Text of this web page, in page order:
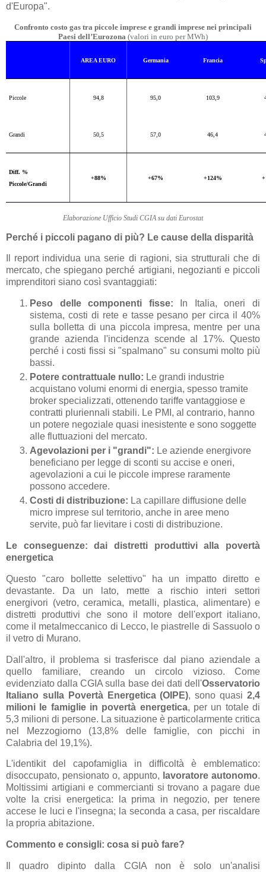
d'Europa".
Confronto costo gas tra piccole imprese e grandi imprese nei principali
Paesi dell’Eurozona (valori in euro per MWh)
AREA EURO Germania Francia
Piccole 94,8 95,0 103,9
Grandi 50,5 57,0 46,4
Diff. %
Piccole/Grandi
+88% +67% +124%
Elaborazione Ufficio Studi CGIA su dati Eurostat
Perché i piccoli pagano di più? Le cause della disparità
Il report individua una serie di ragioni, sia strutturali che di
mercato, che spiegano perché artigiani, negozianti e piccoli
imprenditori siano così svantaggiati:
Peso delle componenti fisse: In Italia, oneri di
sistema, costi di rete e tasse pesano per circa il 40%
sulla bolletta di una piccola impresa, mentre per una
grande azienda l'incidenza scende al 17%. Questo
perché i costi fissi si "spalmano" su consumi molto più
bassi.
Potere contrattuale nullo: Le grandi industrie
acquistano volumi enormi di energia, spesso tramite
broker specializzati, ottenendo tariffe vantaggiose e
contratti pluriennali stabili. Le PMI, al contrario, hanno
un potere negoziale quasi inesistente e sono soggette
alle fluttuazioni del mercato.
Agevolazioni per i "grandi": Le aziende energivore
beneficiano per legge di sconti su accise e oneri,
agevolazioni a cui le piccole imprese raramente
possono accedere.
Costi di distribuzione: La capillare diffusione delle
micro imprese sul territorio, anche in aree meno
servite, può far lievitare i costi di distribuzione.
Le conseguenze: dai distretti produttivi alla povertà
energetica
Questo "caro bollette selettivo" ha un impatto diretto e
devastante. Da un lato, mette a rischio interi settori
energivori (vetro, ceramica, metalli, plastica, alimentare) e
distretti produttivi che sono il motore dell'export italiano,
come il metalmeccanico di Lecco, le piastrelle di Sassuolo o
il vetro di Murano.
Dall'altro, il problema si trasferisce dal piano aziendale a
quello familiare, creando un circolo vizioso. Come
evidenziato dalla CGIA sulla base dei dati dell'Osservatorio
Italiano sulla Povertà Energetica (OIPE), sono quasi2,4
milioni le famiglie in povertà energetica, per un totale di
5,3 milioni di persone. La situazione è particolarmente critica
nel Mezzogiorno (13,8% delle famiglie, con picchi in
Calabria del 19,1%).
L'identikit del capofamiglia in difficoltà è emblematico:
disoccupato, pensionato o, appunto, lavoratore autonomo.
Moltissimi artigiani e commercianti si trovano a pagare due
volte la crisi energetica: la prima in negozio, per tenere
accese le luci e l'insegna; la seconda a casa, per riscaldare
la propria abitazione.
Commento e consigli: cosa si può fare?
Il quadro dipinto dalla CGIA non è solo un'analisi